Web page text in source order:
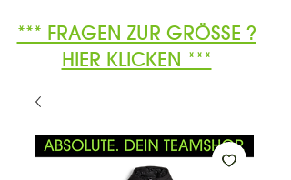
*** FRAGEN ZUR GRÖSSE ?
HIER KLICKEN ***